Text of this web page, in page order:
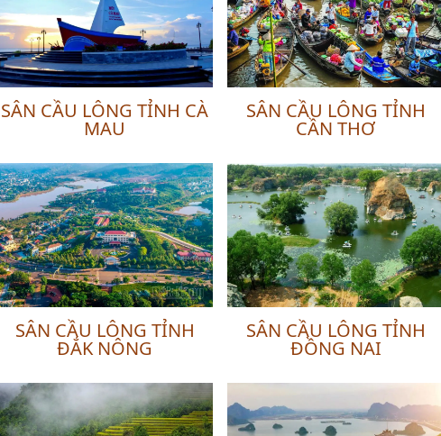
SÂN CẦU LÔNG TỈNH CÀ
MAU
SÂN CẦU LÔNG TỈNH
CẦN THƠ
SÂN CẦU LÔNG TỈNH
ĐẮK NÔNG
SÂN CẦU LÔNG TỈNH
ĐỒNG NAI